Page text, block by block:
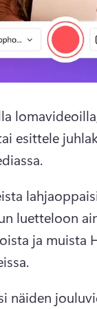
esittele
luetteloon
ja muista
näiden